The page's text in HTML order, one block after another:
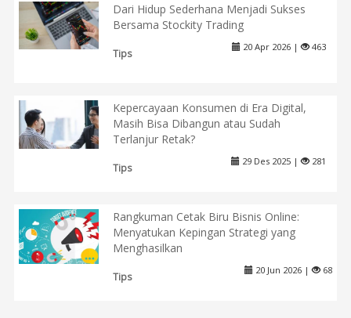
Dari Hidup Sederhana Menjadi Sukses
Bersama Stockity Trading
Tips
20 Apr 2026 | 463
Kepercayaan Konsumen di Era Digital,
Masih Bisa Dibangun atau Sudah
Terlanjur Retak?
Tips
29 Des 2025 | 281
Rangkuman Cetak Biru Bisnis Online:
Menyatukan Kepingan Strategi yang
Menghasilkan
Tips
20 Jun 2026 | 68